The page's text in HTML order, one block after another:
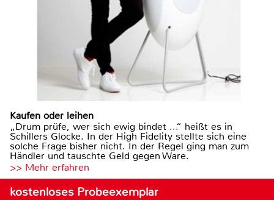
Kaufen oder leihen
„Drum prüfe, wer sich ewig bindet ...“ heißt es in
Schillers Glocke. In der High Fidelity stellte sich eine
solche Frage bisher nicht. In der Regel ging man zum
Händler und tauschte Geld gegen Ware.
>> Mehr erfahren
kostenloses Probeexemplar